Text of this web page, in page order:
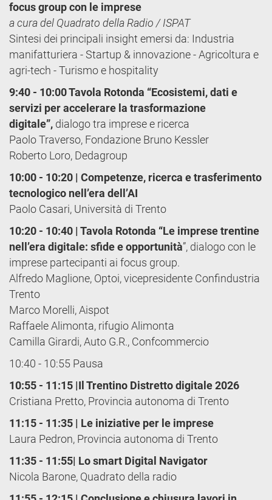
focus group con le imprese
a cura del Quadrato della Radio / ISPAT
Sintesi dei principali insight emersi da: Industria
manifatturiera - Startup & innovazione - Agricoltura e
agri-tech - Turismo e hospitality
9:40 - 10:00 Tavola Rotonda “Ecosistemi, dati e
servizi per accelerare la trasformazione
digitale”, dialogo tra imprese e ricerca
Paolo Traverso, Fondazione Bruno Kessler
Roberto Loro, Dedagroup
10:00 - 10:20 | Competenze, ricerca e trasferimento
tecnologico nell’era dell’AI
Paolo Casari, Università di Trento
10:20 - 10:40 | Tavola Rotonda “Le imprese trentine
nell’era digitale: sfide e opportunità”, dialogo con le
imprese partecipanti ai focus group.
Alfredo Maglione, Optoi, vicepresidente Confindustria
Trento
Marco Morelli, Aispot
Raffaele Alimonta, rifugio Alimonta
Camilla Girardi, Auto G.R., Confcommercio
10:40 - 10:55 Pausa
10:55 - 11:15 |Il Trentino Distretto digitale 2026
Cristiana Pretto, Provincia autonoma di Trento
11:15 - 11:35 | Le iniziative per le imprese
Laura Pedron, Provincia autonoma di Trento
11:35 - 11:55| Lo smart Digital Navigator
Nicola Barone, Quadrato della radio